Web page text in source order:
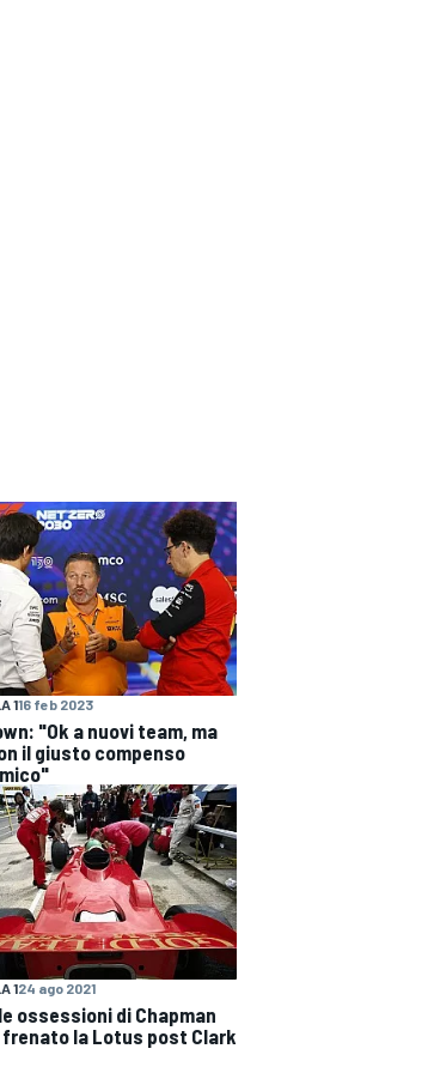
116 feb 2023
"Ok a nuovi team, ma
il giusto compenso
124 ago 2021
ossessioni di Chapman
frenato la Lotus post Clark